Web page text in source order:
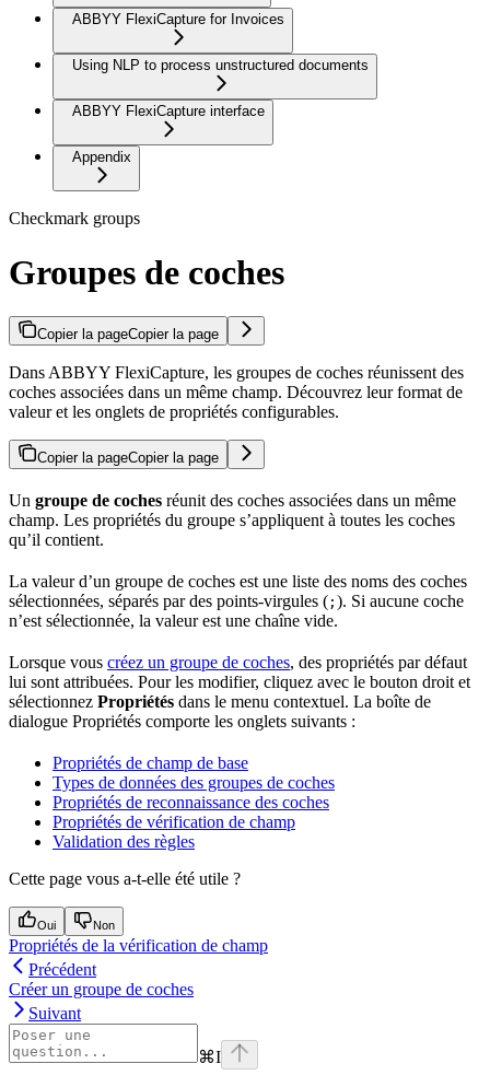
ABBYY FlexiCapture for Invoices
Using NLP to process unstructured documents
ABBYY FlexiCapture interface
Appendix
Checkmark groups
Groupes de coches
Copier la pageCopier la page
Dans ABBYY FlexiCapture, les groupes de coches réunissent des
coches associées dans un même champ. Découvrez leur format de
valeur et les onglets de propriétés configurables.
Copier la pageCopier la page
Un groupe de coches réunit des coches associées dans un même
champ. Les propriétés du groupe s’appliquent à toutes les coches
qu’il contient.
La valeur d’un groupe de coches est une liste des noms des coches
sélectionnées, séparés par des points-virgules ( ; ). Si aucune coche
n’est sélectionnée, la valeur est une chaîne vide.
Lorsque vous créez un groupe de coches, des propriétés par défaut
lui sont attribuées. Pour les modifier, cliquez avec le bouton droit et
sélectionnez Propriétés dans le menu contextuel. La boîte de
dialogue Propriétés comporte les onglets suivants :
Propriétés de champ de base
Types de données des groupes de coches
Propriétés de reconnaissance des coches
Propriétés de vérification de champ
Validation des règles
Cette page vous a-t-elle été utile ?
Oui Non
Propriétés de la vérification de champ
Précédent
Créer un groupe de coches
Suivant
⌘I